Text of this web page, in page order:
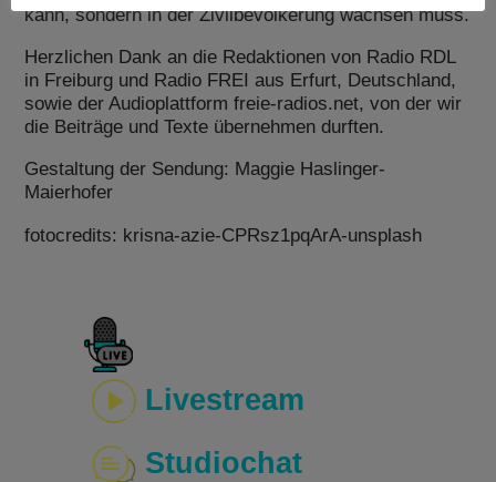
kann, sondern in der Zivilbevölkerung wachsen muss.
Herzlichen Dank an die Redaktionen von Radio RDL
in Freiburg und Radio FREI aus Erfurt, Deutschland,
sowie der Audioplattform freie-radios.net, von der wir
die Beiträge und Texte übernehmen durften.
Gestaltung der Sendung: Maggie Haslinger-
Maierhofer
fotocredits: krisna-azie-CPRsz1pqArA-unsplash
Livestream
Studiochat